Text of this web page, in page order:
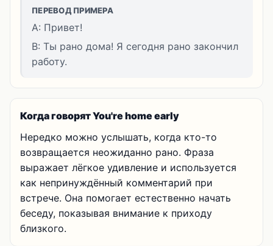
ПЕРЕВОД ПРИМЕРА
A: Привет!
B: Ты рано дома! Я сегодня рано закончил
работу.
Когда говорят You're home early
Нередко можно услышать, когда кто-то
возвращается неожиданно рано. Фраза
выражает лёгкое удивление и используется
как непринуждённый комментарий при
встрече. Она помогает естественно начать
беседу, показывая внимание к приходу
близкого.